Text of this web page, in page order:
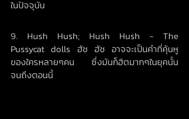
ในปัจจุบัน
9. Hush Hush; Hush Hush - The
Pussycat dolls ฮัช ฮัช อาจจะเป็นคำที่คุ้นหู
ของใครหลายๆคน ซึ่งมันก็ฮิตมากๆในยุคนั้น
จนถึงตอนนี้